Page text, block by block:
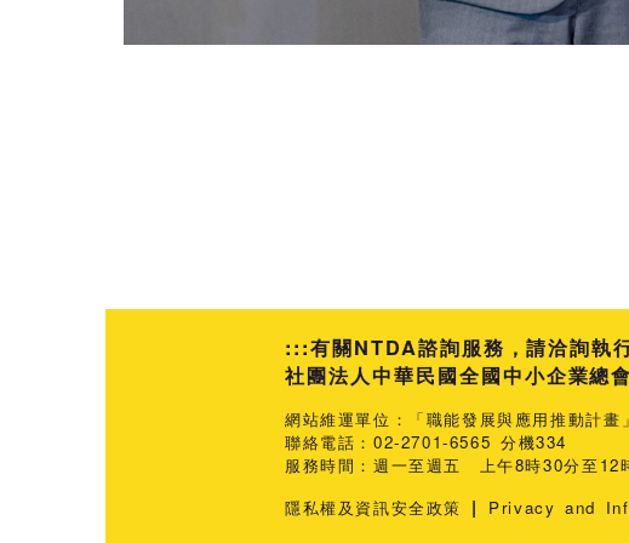
:::有關NTDA諮詢服務，請洽詢執
社團法人中華民國全國中小企業總
網站維運單位：「職能發展與應用推動計畫
聯絡電話：02-2701-6565 分機334
服務時間：週一至週五 上午8時30分至12
隱私權及資訊安全政策 | Privacy and